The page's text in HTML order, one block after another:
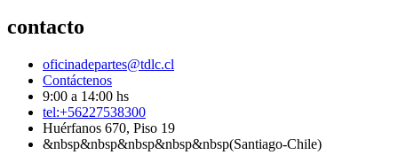
contacto
oficinadepartes@tdlc.cl
Contáctenos
9:00 a 14:00 hs
tel:+56227538300
Huérfanos 670, Piso 19
&nbsp&nbsp&nbsp&nbsp&nbsp(Santiago-Chile)